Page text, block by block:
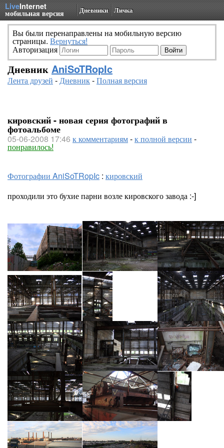
LiveInternet
мобильная версия Дневники Личка
Вы были перенаправлены на мобильную версию
страницы. Вернуться!
Авторизация
Дневник AniSoTRopIc
Лента друзей -Дневник-Полная версия
кировский - новая серия фотографий в
фотоальбоме
05-06-2008 17:46 к комментариям-к полной версии -
понравилось!
Фотографии AniSoTRopIc : кировский
проходили это бухие парни возле кировского завода :-]